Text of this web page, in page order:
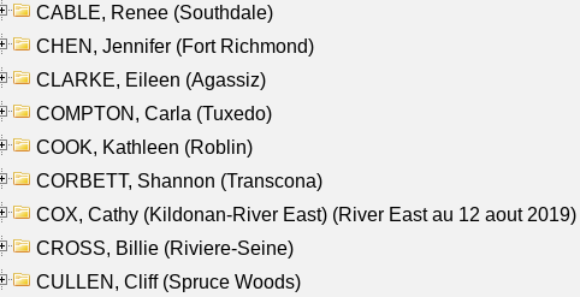
CABLE, Renee (Southdale)
CHEN, Jennifer (Fort Richmond)
CLARKE, Eileen (Agassiz)
COMPTON, Carla (Tuxedo)
COOK, Kathleen (Roblin)
CORBETT, Shannon (Transcona)
COX, Cathy (Kildonan-River East) (River East au 12 aout 2019)
CROSS, Billie (Riviere-Seine)
CULLEN, Cliff (Spruce Woods)